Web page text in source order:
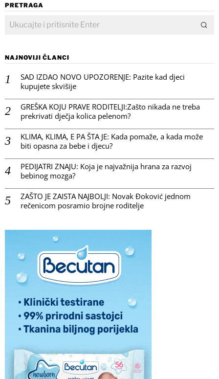
PRETRAGA
NAJNOVIJI ČLANCI
SAD IZDAO NOVO UPOZORENJE: Pazite kad djeci
kupujete skvišije
GREŠKA KOJU PRAVE RODITELJI:Zašto nikada ne treba
prekrivati dječja kolica pelenom?
KLIMA, KLIMA, E PA ŠTA JE: Kada pomaže, a kada može
biti opasna za bebe i djecu?
PEDIJATRI ZNAJU: Koja je najvažnija hrana za razvoj
bebinog mozga?
ZAŠTO JE ZAISTA NAJBOLJI: Novak Đoković jednom
rečenicom posramio brojne roditelje